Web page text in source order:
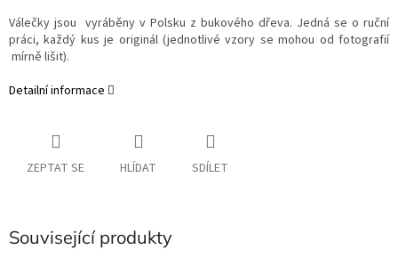
Válečky jsou vyráběny v Polsku z bukového dřeva. Jedná se o ruční
práci, každý kus je originál (jednotlivé vzory se mohou od fotografií
mírně lišit).
Detailní informace
ZEPTAT SE HLÍDAT SDÍLET
Související produkty